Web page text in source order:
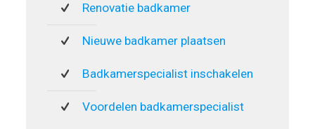
Renovatie badkamer
Nieuwe badkamer plaatsen
Badkamerspecialist inschakelen
Voordelen badkamerspecialist